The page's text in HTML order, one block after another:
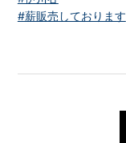
#薪販売しております